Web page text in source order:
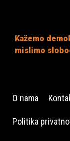
Kažemo
mislimo
O nama
Politika